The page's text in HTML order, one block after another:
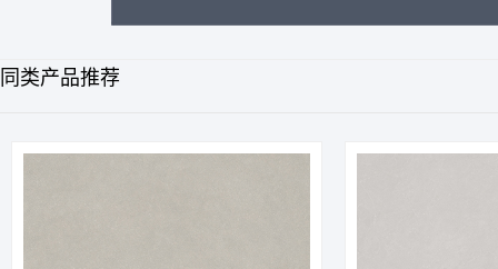
同类产品推荐